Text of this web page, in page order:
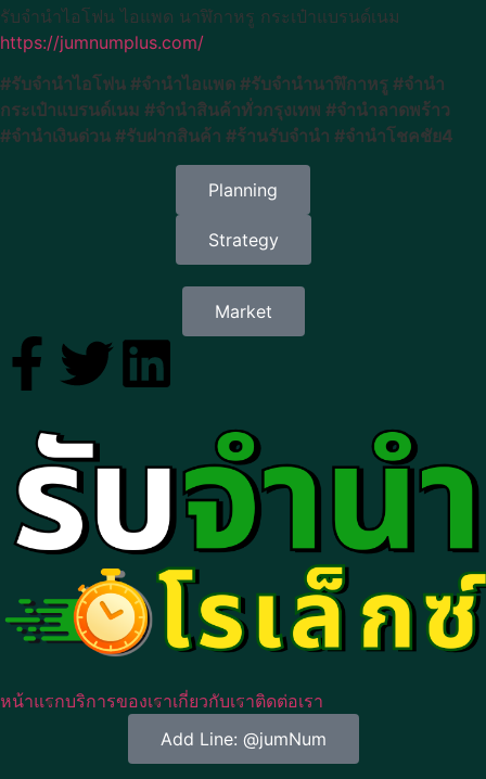
รับจำนำไอโฟน ไอแพด นาฬิกาหรู กระเป๋าแบรนด์เนม
https://jumnumplus.com/
#รับจำนำไอโฟน #จำนำไอแพด #รับจำนำนาฬิกาหรู #จำนำ
กระเป๋าแบรนด์เนม #จำนำสินค้าทั่วกรุงเทพ #จำนำลาดพร้าว
#จำนำเงินด่วน #รับฝากสินค้า #ร้านรับจำนำ #จำนำโชคชัย4
Planning
Strategy
Market
หน้าแรกบริการของเราเกี่ยวกับเราติดต่อเรา
Add Line: @jumNum